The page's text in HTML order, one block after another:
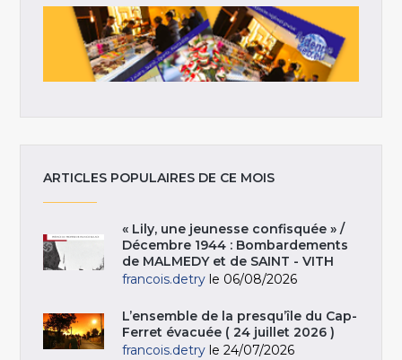
ARTICLES POPULAIRES DE CE MOIS
« Lily, une jeunesse confisquée » /
Décembre 1944 : Bombardements
de MALMEDY et de SAINT - VITH
francois.detry le 06/08/2026
L’ensemble de la presqu’île du Cap-
Ferret évacuée ( 24 juillet 2026 )
francois.detry le 24/07/2026